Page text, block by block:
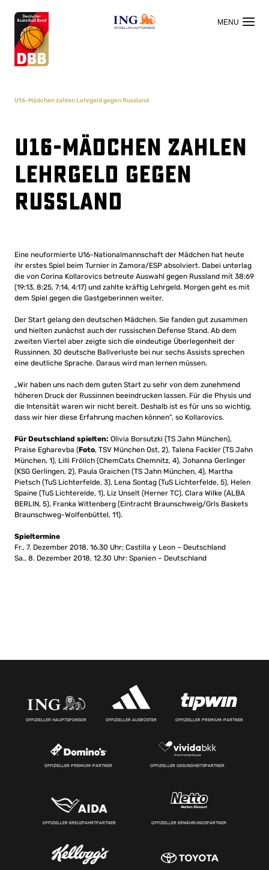
OFFIZIELLER HAUPTSPONSOR
U16-Mädchen zahlen Lehrgeld gegen Russland
U16-Mädchen zahlen
Lehrgeld gegen
Russland
Eine neuformierte U16-Nationalmannschaft der Mädchen hat heute
ihr erstes Spiel beim Turnier in Zamora/ESP absolviert. Dabei unterlag
die von Corina Kollarovics betreute Auswahl gegen Russland mit 38:69
(19:13, 8:25, 7:14, 4:17) und zahlte kräftig Lehrgeld. Morgen geht es mit
dem Spiel gegen die Gastgeberinnen weiter.
Der Start gelang den deutschen Mädchen. Sie fanden gut zusammen
und hielten zunächst auch der russischen Defense Stand. Ab dem
zweiten Viertel aber zeigte sich die eindeutige Überlegenheit der
Russinnen. 30 deutsche Ballverluste bei nur sechs Assists sprechen
eine deutliche Sprache. Daraus wird man lernen müssen.
„Wir haben uns nach dem guten Start zu sehr von dem zunehmend
höheren Druck der Russinnen beeindrucken lassen. Für die Physis und
die Intensität waren wir nicht bereit. Deshalb ist es für uns so wichtig,
dass wir hier diese Erfahrung machen können“, so Kollarovics.
Für Deutschland spielten: Olivia Borsutzki (TS Jahn München),
Praise Egharevba (Foto, TSV München Ost, 2), Talena Fackler (TS Jahn
München, 1), Lilli Frölich (ChemCats Chemnitz, 4), Johanna Gerlinger
(KSG Gerlingen, 2), Paula Graichen (TS Jahn München, 4), Martha
Pietsch (TuS Lichterfelde, 3), Lena Sontag (TuS Lichterfelde, 5), Helen
Spaine (TuS Lichterelde, 1), Liz Unselt (Herner TC), Clara Wilke (ALBA
BERLIN, 5), Franka Wittenberg (Eintracht Braunschweig/Grls Baskets
Braunschweg-Wolfenbüttel, 11).
Spieltermine
Fr., 7. Dezember 2018, 16.30 Uhr; Castilla y Leon – Deutschland
Sa., 8. Dezember 2018, 12.30 Uhr: Spanien – Deutschland
OFFIZIELLER HAUPTSPONSOR OFFIZIELLER AUSRÜSTER OFFIZIELLER PREMIUM-PARTNER
OFFIZIELLER PREMIUM-PARTNER OFFIZIELLER GESUNDHEITSPARTNER
OFFIZIELLER KREUZFAHRTPARTNER OFFIZIELLER ERNÄHRUNGSPARTNER